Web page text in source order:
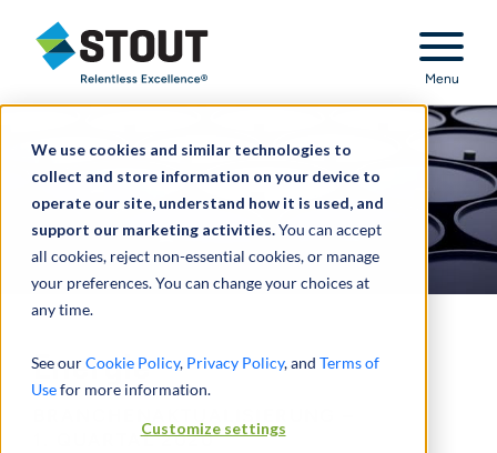
We use cookies and similar technologies to
collect and store information on your device to
operate our site, understand how it is used, and
support our marketing activities.You can accept
all cookies, reject non-essential cookies, or manage
your preferences. You can change your choices at
any time.
See ourCookie Policy, Privacy Policy, and Terms of
Usefor more information.
Customize settings
Stout Relentless Excellence
Menu
Energie
1. QUARTAL 2020